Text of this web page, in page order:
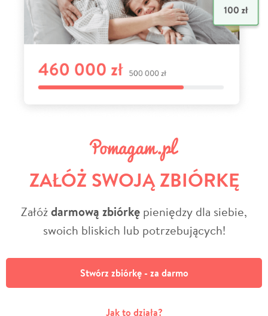
ZAŁÓŻ SWOJĄ ZBIÓRKĘ
Załóżdarmową zbiórkę pieniędzy dla siebie,
swoich bliskich lub potrzebujących!
Stwórz zbiórkę - za darmo
Jak to działa?